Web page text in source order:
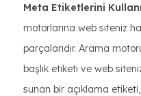
Meta Etiketlerini
motorlarına web siteniz
parçalarıdır. Arama
başlık etiketi ve web
sunan bir açıklama